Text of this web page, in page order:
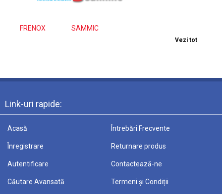
FRENOX SAMMIC
Vezi tot
Link-uri rapide:
Acasă
Înregistrare
Autentificare
Căutare Avansată
Întrebări Frecvente
Returnare produs
Contactează-ne
Termeni și Condiții